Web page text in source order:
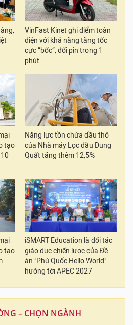
VinFast Kinet ghi điểm toàn
diện với khả năng tăng tốc
cực “bốc”, đổi pin trong 1
phút
tạo
Năng lực tồn chứa dầu thô
của Nhà máy Lọc dầu Dung
Quất tăng thêm 12,5%
tạo
iSMART Education là đối tác
giáo dục chiến lược của Đề
án "Phú Quốc Hello World"
hướng tới APEC 2027
– CHỌN NGÀNH